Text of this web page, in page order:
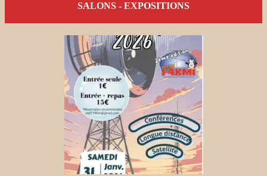
SALONS - EXPOSITIONS